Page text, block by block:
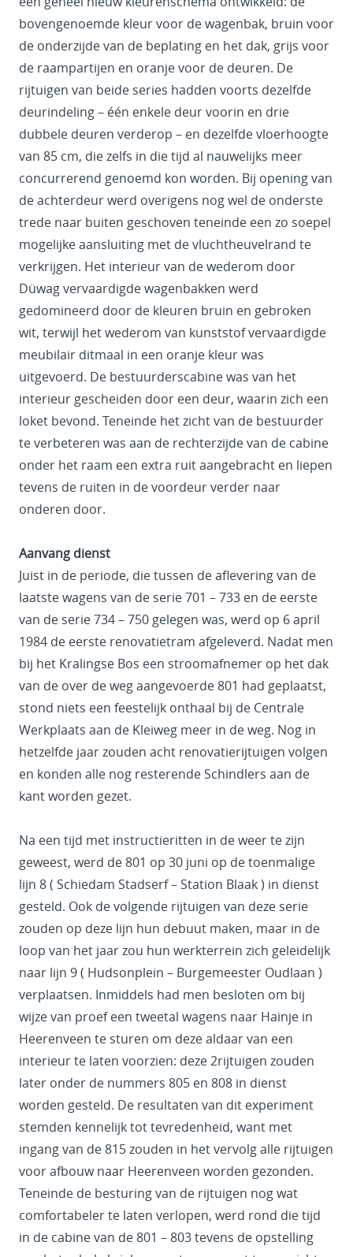
bovengenoemde kleur voor de wagenbak, bruin voor
de onderzijde van de beplating en het dak, grijs voor
de raampartijen en oranje voor de deuren. De
rijtuigen van beide series hadden voorts dezelfde
deurindeling – één enkele deur voorin en drie
dubbele deuren verderop – en dezelfde vloerhoogte
van 85 cm, die zelfs in die tijd al nauwelijks meer
concurrerend genoemd kon worden. Bij opening van
de achterdeur werd overigens nog wel de onderste
trede naar buiten geschoven teneinde een zo soepel
mogelijke aansluiting met de vluchtheuvelrand te
verkrijgen. Het interieur van de wederom door
Düwag vervaardigde wagenbakken werd
gedomineerd door de kleuren bruin en gebroken
wit, terwijl het wederom van kunststof vervaardigde
meubilair ditmaal in een oranje kleur was
uitgevoerd. De bestuurderscabine was van het
interieur gescheiden door een deur, waarin zich een
loket bevond. Teneinde het zicht van de bestuurder
te verbeteren was aan de rechterzijde van de cabine
onder het raam een extra ruit aangebracht en liepen
tevens de ruiten in de voordeur verder naar
onderen door.
Aanvang dienst
Juist in de periode, die tussen de aflevering van de
laatste wagens van de serie 701 – 733 en de eerste
van de serie 734 – 750 gelegen was, werd op 6 april
1984 de eerste renovatietram afgeleverd. Nadat men
bij het Kralingse Bos een stroomafnemer op het dak
van de over de weg aangevoerde 801 had geplaatst,
stond niets een feestelijk onthaal bij de Centrale
Werkplaats aan de Kleiweg meer in de weg. Nog in
hetzelfde jaar zouden acht renovatierijtuigen volgen
en konden alle nog resterende Schindlers aan de
kant worden gezet.
Na een tijd met instructieritten in de weer te zijn
geweest, werd de 801 op 30 juni op de toenmalige
lijn 8 ( Schiedam Stadserf – Station Blaak ) in dienst
gesteld. Ook de volgende rijtuigen van deze serie
zouden op deze lijn hun debuut maken, maar in de
loop van het jaar zou hun werkterrein zich geleidelijk
naar lijn 9 ( Hudsonplein – Burgemeester Oudlaan )
verplaatsen. Inmiddels had men besloten om bij
wijze van proef een tweetal wagens naar Hainje in
Heerenveen te sturen om deze aldaar van een
interieur te laten voorzien: deze 2rijtuigen zouden
later onder de nummers 805 en 808 in dienst
worden gesteld. De resultaten van dit experiment
stemden kennelijk tot tevredenheid, want met
ingang van de 815 zouden in het vervolg alle rijtuigen
voor afbouw naar Heerenveen worden gezonden.
Teneinde de besturing van de rijtuigen nog wat
comfortabeler te laten verlopen, werd rond die tijd
in de cabine van de 801 – 803 tevens de opstelling